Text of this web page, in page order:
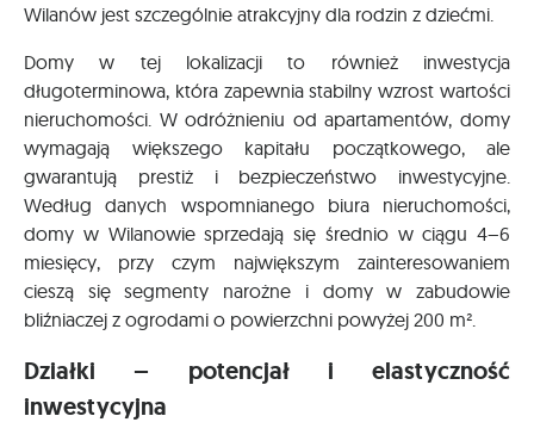
Wilanów jest szczególnie atrakcyjny dla rodzin z dziećmi.
Domy w tej lokalizacji to również inwestycja
długoterminowa, która zapewnia stabilny wzrost wartości
nieruchomości. W odróżnieniu od apartamentów, domy
wymagają większego kapitału początkowego, ale
gwarantują prestiż i bezpieczeństwo inwestycyjne.
Według danych wspomnianego biura nieruchomości,
domy w Wilanowie sprzedają się średnio w ciągu 4–6
miesięcy, przy czym największym zainteresowaniem
cieszą się segmenty narożne i domy w zabudowie
bliźniaczej z ogrodami o powierzchni powyżej 200 m².
Działki – potencjał i elastyczność
inwestycyjna